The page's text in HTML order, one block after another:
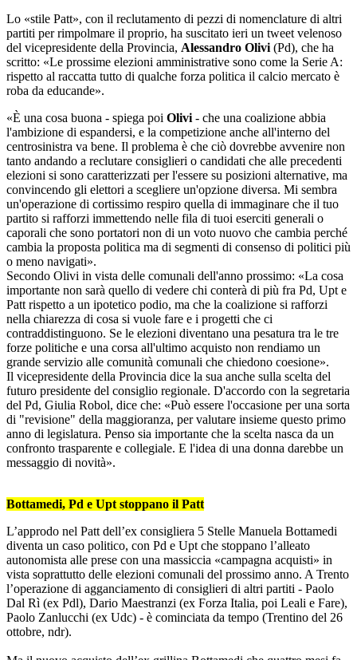
Lo «stile Patt», con il reclutamento di pezzi di nomenclature di altri
partiti per rimpolmare il proprio, ha suscitato ieri un tweet velenoso
del vicepresidente della Provincia, Alessandro Olivi (Pd), che ha
scritto: «Le prossime elezioni amministrative sono come la Serie A:
rispetto al raccatta tutto di qualche forza politica il calcio mercato è
roba da educande».
«È una cosa buona - spiega poi Olivi - che una coalizione abbia
l'ambizione di espandersi, e la competizione anche all'interno del
centrosinistra va bene. Il problema è che ciò dovrebbe avvenire non
tanto andando a reclutare consiglieri o candidati che alle precedenti
elezioni si sono caratterizzati per l'essere su posizioni alternative, ma
convincendo gli elettori a scegliere un'opzione diversa. Mi sembra
un'operazione di cortissimo respiro quella di immaginare che il tuo
partito si rafforzi immettendo nelle fila di tuoi eserciti generali o
caporali che sono portatori non di un voto nuovo che cambia perché
cambia la proposta politica ma di segmenti di consenso di politici più
o meno navigati».
Secondo Olivi in vista delle comunali dell'anno prossimo: «La cosa
importante non sarà quello di vedere chi conterà di più fra Pd, Upt e
Patt rispetto a un ipotetico podio, ma che la coalizione si rafforzi
nella chiarezza di cosa si vuole fare e i progetti che ci
contraddistinguono. Se le elezioni diventano una pesatura tra le tre
forze politiche e una corsa all'ultimo acquisto non rendiamo un
grande servizio alle comunità comunali che chiedono coesione».
Il vicepresidente della Provincia dice la sua anche sulla scelta del
futuro presidente del consiglio regionale. D'accordo con la segretaria
del Pd, Giulia Robol, dice che: «Può essere l'occasione per una sorta
di "revisione" della maggioranza, per valutare insieme questo primo
anno di legislatura. Penso sia importante che la scelta nasca da un
confronto trasparente e collegiale. E l'idea di una donna darebbe un
messaggio di novità».
Bottamedi, Pd e Upt stoppano il Patt
L’approdo nel Patt dell’ex consigliera 5 Stelle Manuela Bottamedi
diventa un caso politico, con Pd e Upt che stoppano l’alleato
autonomista alle prese con una massiccia «campagna acquisti» in
vista soprattutto delle elezioni comunali del prossimo anno. A Trento
l’operazione di agganciamento di consiglieri di altri partiti - Paolo
Dal Rì (ex Pdl), Dario Maestranzi (ex Forza Italia, poi Leali e Fare),
Paolo Zanlucchi (ex Udc) - è cominciata da tempo (Trentino del 26
ottobre, ndr).